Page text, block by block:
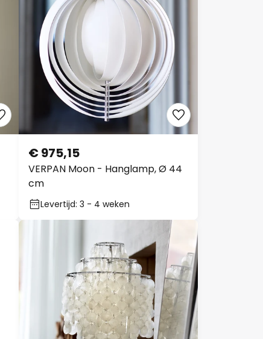
VERPAN Moon - Hanglamp, Ø 44
cm
€ 975,15
Levertijd: 3 - 4 weken